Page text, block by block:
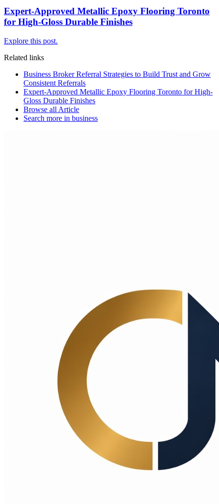
Expert-Approved Metallic Epoxy Flooring Toronto
for High-Gloss Durable Finishes
Explore this post.
Related links
Business Broker Referral Strategies to Build Trust and Grow
Consistent Referrals
Expert-Approved Metallic Epoxy Flooring Toronto for High-
Gloss Durable Finishes
Browse all Article
Search more in business